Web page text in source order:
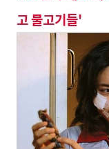
고 물고기들'